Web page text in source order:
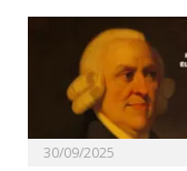
30/09/2025